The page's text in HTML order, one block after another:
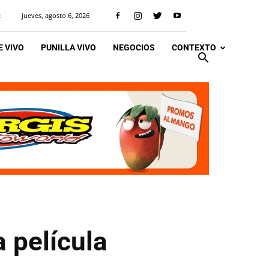
jueves, agosto 6, 2026
VIVO PUNILLA VIVO NEGOCIOS CONTEXTO
película